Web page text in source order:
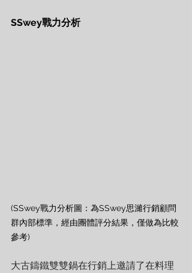
SSwey戰力分析
(SSwey戰力分析圖：為SSwey思濰行銷顧問
群內部標準，經由團體評分結果，僅做為比較
參考)
大古鑄鐵雙雙鍋在行銷上邀請了在料理